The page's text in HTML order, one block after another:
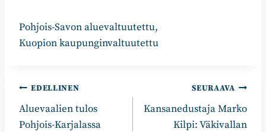
Pohjois-Savon aluevaltuutettu,
Kuopion kaupunginvaltuutettu
Artikkelien
selaus
EDELLINEN
Aluevaalien tulos
Pohjois-Karjalassa
SEURAAVA
Kansanedustaja Marko
Kilpi: Väkivallan